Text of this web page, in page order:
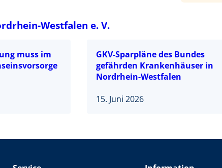
Westfalen e. V.
muss im
GKV-Sparpläne des Bundes
gefährden Krankenhäuser in
Nordrhein-Westfalen
15. Juni 2026